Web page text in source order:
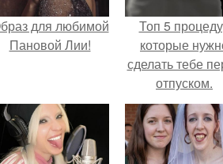
для любимой
Пановой Лии!
Топ 5
которые
сделать тебе
отпуском.